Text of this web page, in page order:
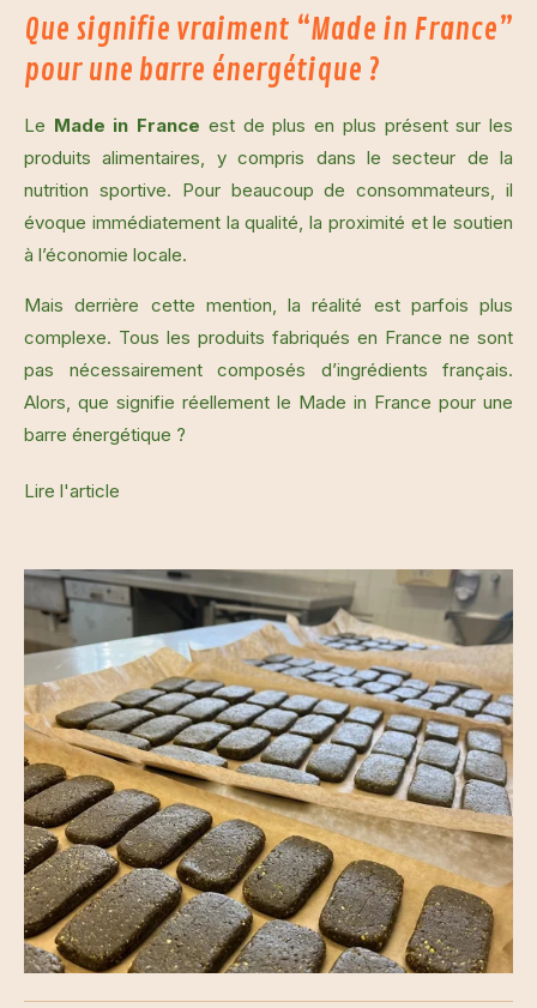
Que signifie vraiment “Made in France”
pour une barre énergétique ?
Le Made in France est de plus en plus présent sur les
produits alimentaires, y compris dans le secteur de la
nutrition sportive. Pour beaucoup de consommateurs, il
évoque immédiatement la qualité, la proximité et le soutien
à l’économie locale.
Mais derrière cette mention, la réalité est parfois plus
complexe. Tous les produits fabriqués en France ne sont
pas nécessairement composés d’ingrédients français.
Alors, que signifie réellement le Made in France pour une
barre énergétique ?
Lire l'article